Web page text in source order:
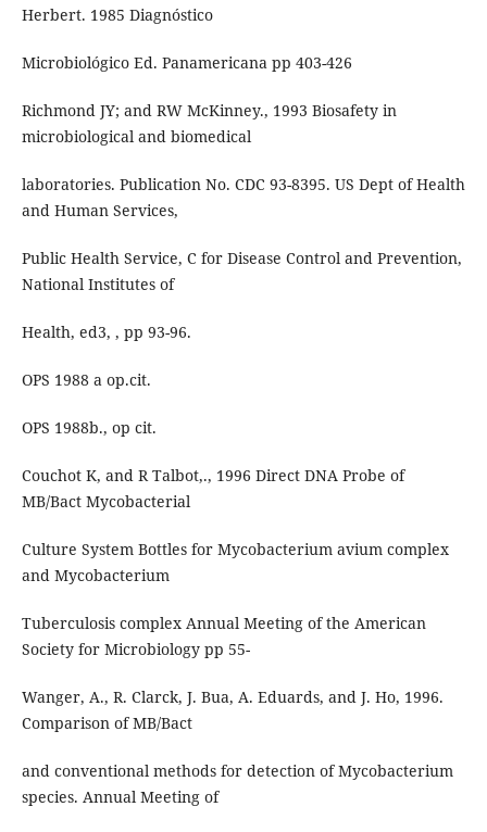
Herbert. 1985 Diagnóstico
Microbiológico Ed. Panamericana pp 403-426
Richmond JY; and RW McKinney., 1993 Biosafety in
microbiological and biomedical
laboratories. Publication No. CDC 93-8395. US Dept of Health
and Human Services,
Public Health Service, C for Disease Control and Prevention,
National Institutes of
Health, ed3, , pp 93-96.
OPS 1988 a op.cit.
OPS 1988b., op cit.
Couchot K, and R Talbot,., 1996 Direct DNA Probe of
MB/Bact Mycobacterial
Culture System Bottles for Mycobacterium avium complex
and Mycobacterium
Tuberculosis complex Annual Meeting of the American
Society for Microbiology pp 55-
Wanger, A., R. Clarck, J. Bua, A. Eduards, and J. Ho, 1996.
Comparison of MB/Bact
and conventional methods for detection of Mycobacterium
species. Annual Meeting of